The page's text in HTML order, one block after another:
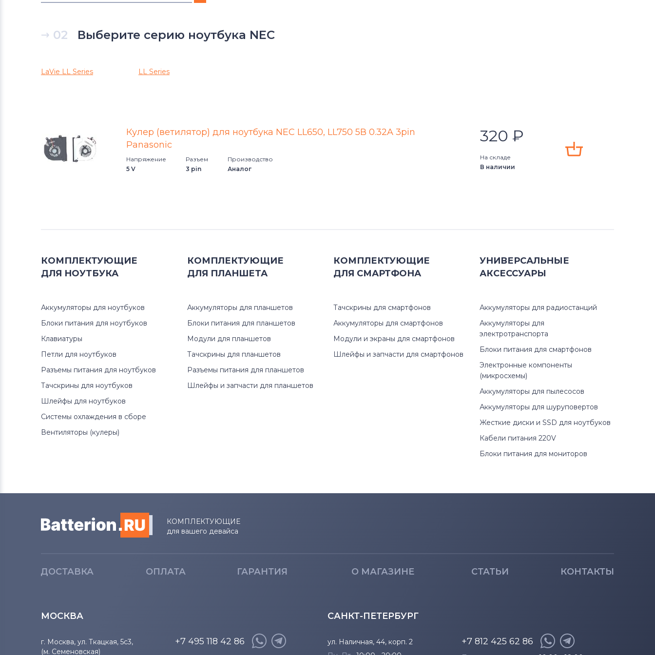
Вентиляторы (кулеры)
Вентиляторы (кулеры) eMachines
Вентиляторы (кулеры)
Клавиатуры
Вентиляторы (кулеры)
Вентиляторы (кулеры)
Thunderobot
Вентиляторы (кулеры)
Вентиляторы (кулеры)
Вентиляторы (кулеры)Hasee
Вентиляторы (кулеры) IBM
Вентиляторы (кулеры)
Вентиляторы (кулеры)
02 Выберите серию ноутбука NEC
LaVie LL Series LL Series
Кулер (ветилятор) для ноутбука NEC LL650, LL750 5В 0.32A 3pin
Panasonic
Напряжение
5 V
Разъем
3 pin
Производство
Аналог
320 ₽
На складе
В наличии
КОМПЛЕКТУЮЩИЕ
ДЛЯ НОУТБУКА
Аккумуляторы для ноутбуков
Блоки питания для ноутбуков
Клавиатуры
Петли для ноутбуков
Разъемы питания для ноутбуков
Тачскрины для ноутбуков
Шлейфы для ноутбуков
Системы охлаждения в сборе
Вентиляторы (кулеры)
КОМПЛЕКТУЮЩИЕ
ДЛЯ ПЛАНШЕТА
Аккумуляторы для планшетов
Блоки питания для планшетов
Модули для планшетов
Тачскрины для планшетов
Разъемы питания для планшетов
Шлейфы и запчасти для планшетов
КОМПЛЕКТУЮЩИЕ
ДЛЯ СМАРТФОНА
Тачскрины для смартфонов
Аккумуляторы для смартфонов
Модули и экраны для смартфонов
Шлейфы и запчасти для смартфонов
УНИВЕРСАЛЬНЫЕ
АКСЕССУАРЫ
Аккумуляторы для радиостанций
Аккумуляторы для
электротранспорта
Блоки питания для смартфонов
Электронные компоненты
(микросхемы)
Аккумуляторы для пылесосов
Аккумуляторы для шуруповертов
Жесткие диски и SSD для ноутбуков
Кабели питания 220V
Блоки питания для мониторов
КОМПЛЕКТУЮЩИЕ
для вашего девайса
ДОСТАВКА ОПЛАТА ГАРАНТИЯ О МАГАЗИНЕ СТАТЬИ КОНТАКТЫ
МОСКВА
г. Москва, ул. Ткацкая, 5с3,
(м. Семеновская)
+7 495 118 42 86
САНКТ-ПЕТЕРБУРГ
ул. Наличная, 44, корп. 2
+7 812 425 62 86